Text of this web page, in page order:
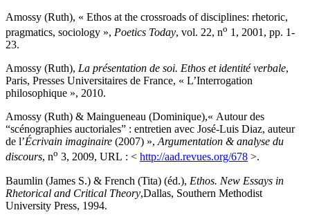
Amossy (Ruth), « Ethos at the crossroads of disciplines: rhetoric,
pragmatics, sociology », Poetics Today, vol. 22, no 1, 2001, pp. 1-
23.
Amossy (Ruth), La présentation de soi. Ethos et identité verbale,
Paris, Presses Universitaires de France, « L’Interrogation
philosophique », 2010.
Amossy (Ruth) & Maingueneau (Dominique),« Autour des
“scénographies auctoriales” : entretien avec José-Luis Diaz, auteur
de l’Écrivain imaginaire (2007) », Argumentation & analyse du
discours, no 3, 2009, URL : < http://aad.revues.org/678 >.
Baumlin (James S.) & French (Tita) (éd.), Ethos. New Essays in
Rhetorical and Critical Theory,Dallas, Southern Methodist
University Press, 1994.